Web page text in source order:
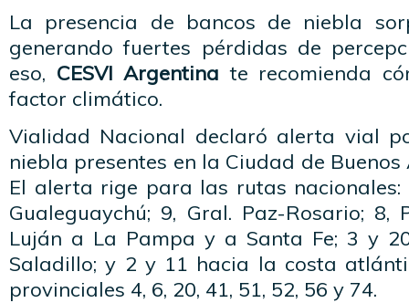
La presencia de bancos de niebla
generando fuertes pérdidas de
eso, CESVI Argentina te recomienda
factor climático.
Vialidad Nacional declaró alerta vial
niebla presentes en la Ciudad de
El alerta rige para las rutas
Gualeguaychú; 9, Gral. Paz-Rosario;
Luján a La Pampa y a Santa Fe; 3 y
Saladillo; y 2 y 11 hacia la costa
provinciales 4, 6, 20, 41, 51, 52, 56 y 74.